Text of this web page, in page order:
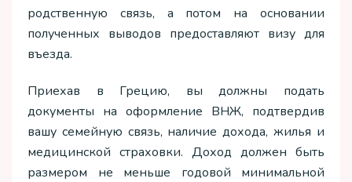
родственную связь, а потом на основании
полученных выводов предоставляют визу для
въезда.
Приехав в Грецию, вы должны подать
документы на оформление ВНЖ, подтвердив
вашу семейную связь, наличие дохода, жилья и
медицинской страховки. Доход должен быть
размером не меньше годовой минимальной